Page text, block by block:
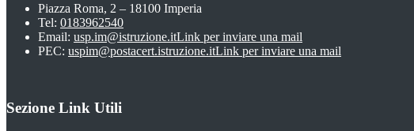
Piazza Roma, 2 – 18100 Imperia
Tel: 0183962540
Email: usp.im@istruzione.itLink per inviare una mail
PEC: uspim@postacert.istruzione.itLink per inviare una mail
Sezione Link Utili